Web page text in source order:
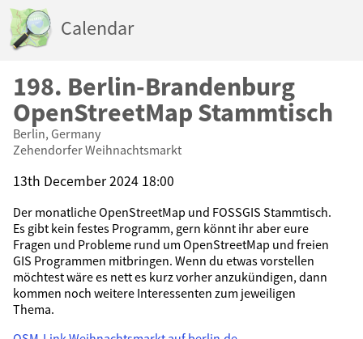
Calendar
198. Berlin-Brandenburg
OpenStreetMap Stammtisch
Berlin, Germany
Zehendorfer Weihnachtsmarkt
13th December 2024 18:00
Der monatliche OpenStreetMap und FOSSGIS Stammtisch.
Es gibt kein festes Programm, gern könnt ihr aber eure
Fragen und Probleme rund um OpenStreetMap und freien
GIS Programmen mitbringen. Wenn du etwas vorstellen
möchtest wäre es nett es kurz vorher anzukündigen, dann
kommen noch weitere Interessenten zum jeweiligen
Thema.